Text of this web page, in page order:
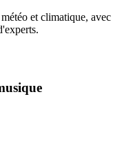
et climatique, avec